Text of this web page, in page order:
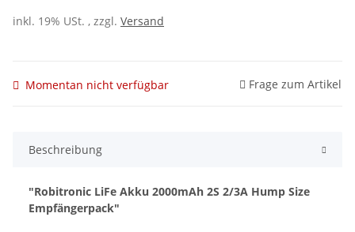
inkl. 19% USt. , zzgl. Versand
Momentan nicht verfügbar Frage zum Artikel
Beschreibung
"Robitronic LiFe Akku 2000mAh 2S 2/3A Hump Size
Empfängerpack"